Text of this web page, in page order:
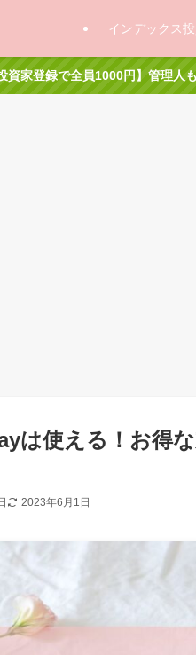
インデックス
資家登録で全員1000円】管理人
は使える！お得
2023年6月1日